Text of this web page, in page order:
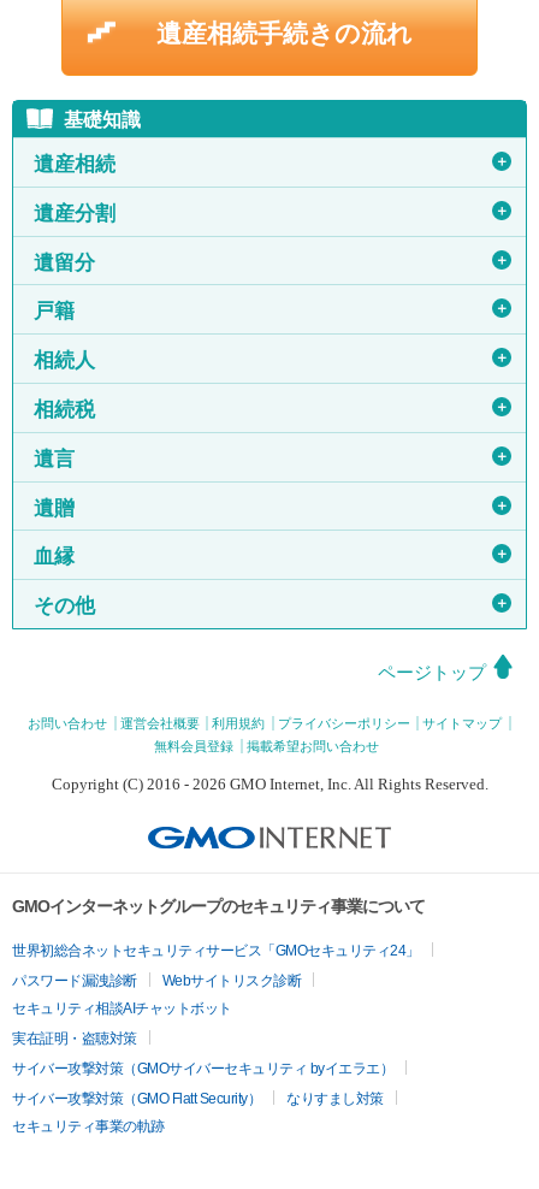
遺産相続手続きの流れ
基礎知識
遺産相続 ＋
遺産分割 ＋
遺留分 ＋
戸籍 ＋
相続人 ＋
相続税 ＋
遺言 ＋
遺贈 ＋
血縁 ＋
その他 ＋
ページトップ
お問い合わせ 運営会社概要 利用規約 プライバシーポリシー
サイトマップ
無料会員登録
掲載希望お問い合わせ
Copyright (C) 2016 - 2026 GMO Internet, Inc. All Rights Reserved.
GMOインターネットグループのセキュリティ事業について
世界初総合ネットセキュリティサービス「GMOセキュリティ24」
パスワード漏洩診断
Webサイトリスク診断
セキュリティ相談AIチャットボット
実在証明・盗聴対策
サイバー攻撃対策（GMOサイバーセキュリティ byイエラエ）
サイバー攻撃対策（GMO Flatt Security）
なりすまし対策
セキュリティ事業の軌跡